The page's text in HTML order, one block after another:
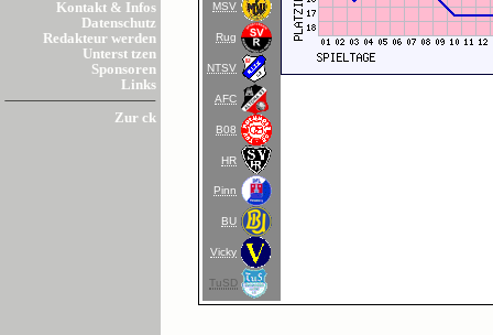
Kontakt & Infos
Datenschutz
Redakteur werden
Unterst tzen
Sponsoren
Links
Zur ck
MSV
Rug
NTSV
AFC
B08
HR
Pinn
BU
Vicky
TuSD